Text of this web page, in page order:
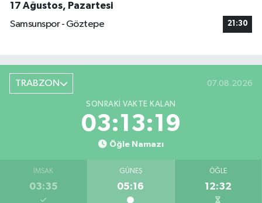
17 Ağustos, Pazartesi
Samsunspor - Göztepe
21:30
TRABZON 07.08.2026
SONRAKI VAKTE KALAN
03:13:19
Öğle Namazı
İMSAK
03:35
GÜNEŞ
05:16
ÖĞLE
12:32